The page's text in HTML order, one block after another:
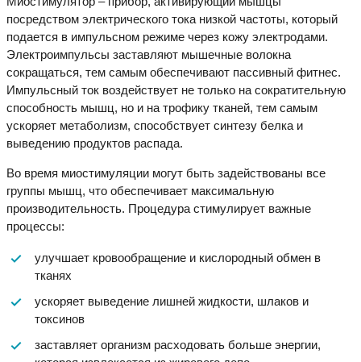
посредством электрического тока низкой частоты, который
подается в импульсном режиме через кожу электродами.
Электроимпульсы заставляют мышечные волокна
сокращаться, тем самым обеспечивают пассивный фитнес.
Импульсный ток воздействует не только на сократительную
способность мышц, но и на трофику тканей, тем самым
ускоряет метаболизм, способствует синтезу белка и
выведению продуктов распада.
Во время миостимуляции могут быть задействованы все
группы мышц, что обеспечивает максимальную
производительность. Процедура стимулирует важные
процессы:
улучшает кровообращение и кислородный обмен в
тканях
ускоряет выведение лишней жидкости, шлаков и
токсинов
заставляет организм расходовать больше энергии,